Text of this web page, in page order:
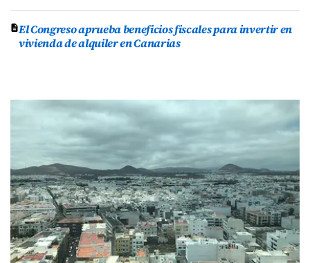
El Congreso aprueba beneficios fiscales para invertir en
vivienda de alquiler en Canarias